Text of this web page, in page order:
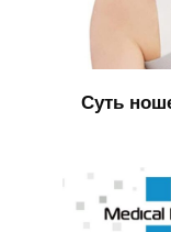
Суть